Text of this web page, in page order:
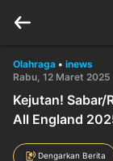
Olahraga • inews
Rabu, 12 Maret 2025
Kejutan! Sabar/
All England
Dengarkan Berita